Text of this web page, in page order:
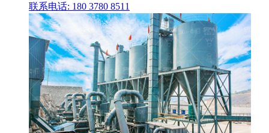
联系电话: 180 3780 8511